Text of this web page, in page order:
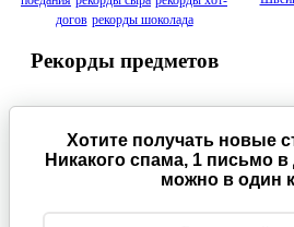
догов рекорды шоколада
Рекорды предметов
Хотите получать новые
Никакого спама, 1 письмо в
можно в один